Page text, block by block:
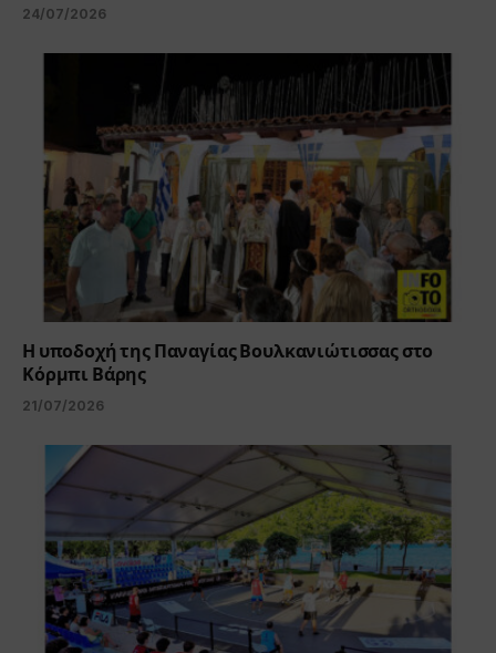
24/07/2026
Η υποδοχή της Παναγίας Βουλκανιώτισσας στο
Κόρμπι Βάρης
21/07/2026